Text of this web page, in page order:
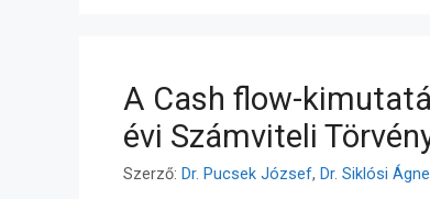
A Cash flow-
évi Számviteli
Szerző: Dr. Pucsek József, Dr. Siklósi